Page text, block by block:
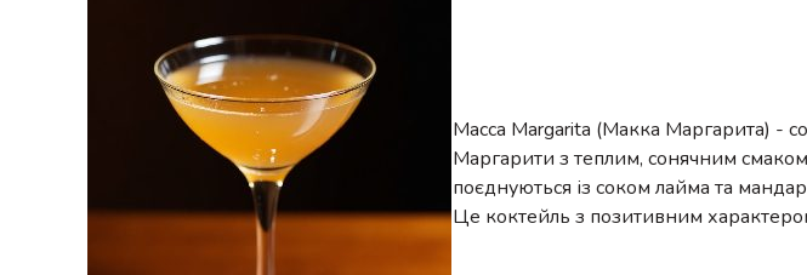
Macca Margarita (Макка Маргарита) -
Маргарити з теплим, сонячним
поєднуються із соком лайма та
Це коктейль з позитивним